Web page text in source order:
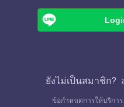
ยังไม่เป็นสมาชิก?
ข้อกำหนดการให้บริการ